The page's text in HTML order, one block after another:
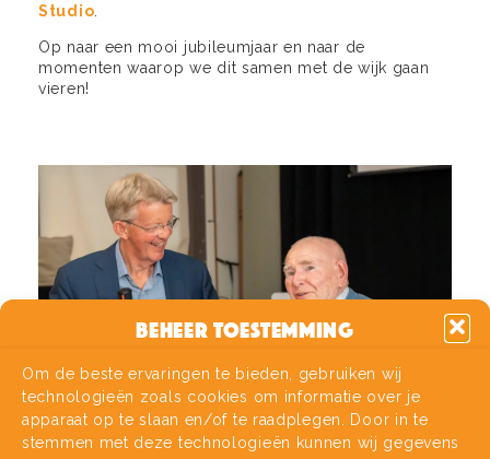
Beheer toestemming
Om de beste ervaringen te bieden, gebruiken wij
technologieën zoals cookies om informatie over je
apparaat op te slaan en/of te raadplegen. Door in te
stemmen met deze technologieën kunnen wij gegevens
Studio
Op naar een mooi jubileumjaar en naar de
momenten waarop we dit samen met de wijk gaan
vieren!